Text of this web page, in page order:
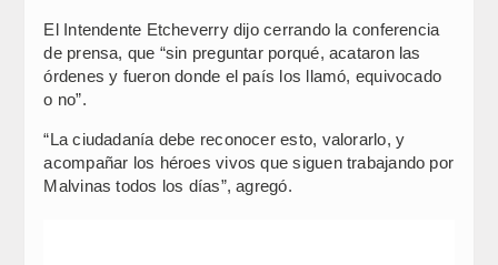
El Intendente Etcheverry dijo cerrando la conferencia
de prensa, que “sin preguntar porqué, acataron las
órdenes y fueron donde el país los llamó, equivocado
o no”.
“La ciudadanía debe reconocer esto, valorarlo, y
acompañar los héroes vivos que siguen trabajando por
Malvinas todos los días”, agregó.